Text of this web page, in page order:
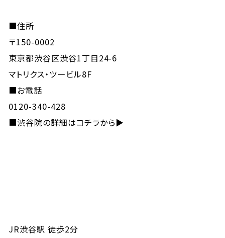
■住所
〒150-0002
東京都渋谷区渋谷1丁目24-6
マトリクス・ツービル8F
■お電話
0120-340-428
■渋谷院の詳細はコチラから▶
JR渋谷駅 徒歩2分